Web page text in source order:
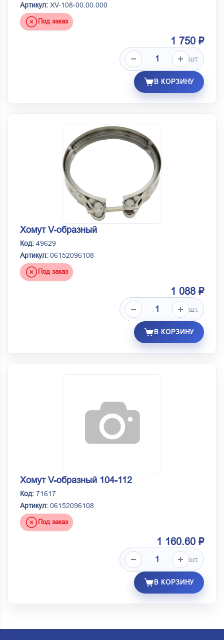
Артикул: ХV-108-00.00.000
Под заказ
1 750 ₽
шт.
В КОРЗИНУ
Хомут V-образный
Код: 49629
Артикул: 06152096108
Под заказ
1 088 ₽
шт.
В КОРЗИНУ
Хомут V-образный 104-112
Код: 71617
Артикул: 06152096108
Под заказ
1 160.60 ₽
шт.
В КОРЗИНУ